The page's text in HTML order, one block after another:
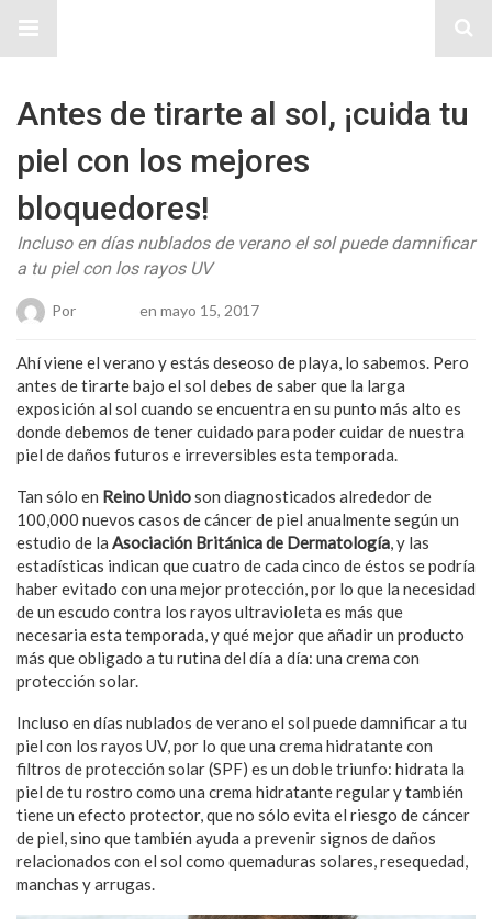
Antes de tirarte al sol, ¡cuida tu
piel con los mejores
bloquedores!
Incluso en días nublados de verano el sol puede damnificar
a tu piel con los rayos UV
Por en mayo 15, 2017
Ahí viene el verano y estás deseoso de playa, lo sabemos. Pero
antes de tirarte bajo el sol debes de saber que la larga
exposición al sol cuando se encuentra en su punto más alto es
donde debemos de tener cuidado para poder cuidar de nuestra
piel de daños futuros e irreversibles esta temporada.
Tan sólo en Reino Unidoson diagnosticados alrededor de
100,000 nuevos casos de cáncer de piel anualmente según un
estudio de la Asociación Británica de Dermatología, y las
estadísticas indican que cuatro de cada cinco de éstos se podría
haber evitado con una mejor protección, por lo que la necesidad
de un escudo contra los rayos ultravioleta es más que
necesaria esta temporada, y qué mejor que añadir un producto
más que obligado a tu rutina del día a día: una crema con
protección solar.
Incluso en días nublados de verano el sol puede damnificar a tu
piel con los rayos UV, por lo que una crema hidratante con
filtros de protección solar (SPF) es un doble triunfo: hidrata la
piel de tu rostro como una crema hidratante regular y también
tiene un efecto protector, que no sólo evita el riesgo de cáncer
de piel, sino que también ayuda a prevenir signos de daños
relacionados con el sol como quemaduras solares, resequedad,
manchas y arrugas.